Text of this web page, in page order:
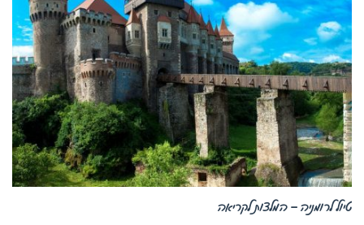
טיול לרומניה – המלצות לקריאה